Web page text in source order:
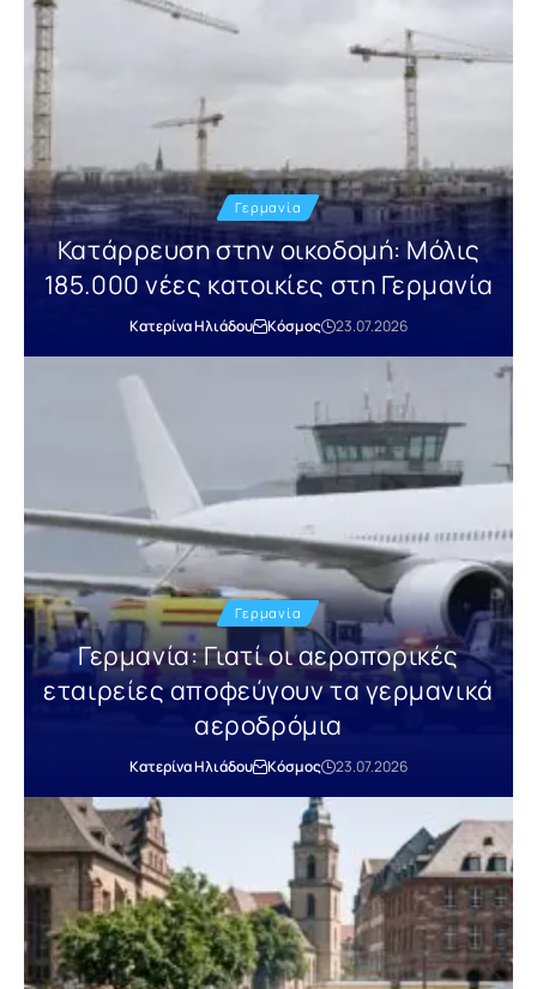
Γερμανία
Κατάρρευση στην οικοδομή: Μόλις
185.000 νέες κατοικίες στη Γερμανία
Κατερίνα Ηλιάδου Κόσμος 23.07.2026
Γερμανία
Γερμανία: Γιατί οι αεροπορικές
εταιρείες αποφεύγουν τα γερμανικά
αεροδρόμια
Κατερίνα Ηλιάδου Κόσμος 23.07.2026